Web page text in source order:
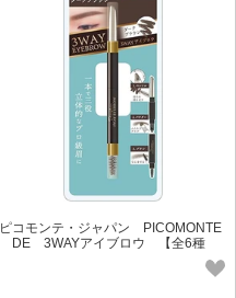
ピコモンテ・ジャパン PICOMONTE
DE 3WAYアイブロウ 【全6種